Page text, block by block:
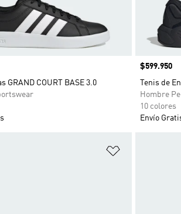
GRAND COURT BASE 3.0
Precio
$599.950
Tenis de
Hombre
10 colores
Envío